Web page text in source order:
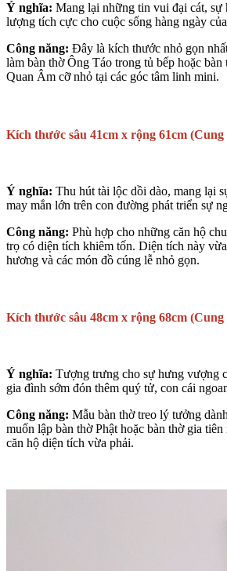
Ý nghĩa: Mang lại những tin vui đại cát, sự
lượng tích cực cho cuộc sống hàng ngày
Công năng: Đây là kích thước nhỏ gọn
làm bàn thờ Ông Táo trong tủ bếp hoặc
Quan Âm cỡ nhỏ tại các góc tâm linh mini.
Kích thước sâu 41cm x rộng 61cm
Ý nghĩa: Thu hút tài lộc dồi dào, mang lại
may mắn lớn trên con đường phát triển sự
Công năng: Phù hợp cho những căn hộ
trọ có diện tích khiêm tốn. Diện tích này
hương và các món đồ cúng lễ nhỏ gọn.
Kích thước sâu 48cm x rộng 68cm
Ý nghĩa: Tượng trưng cho sự hưng vượng
gia đình sớm đón thêm quý tử, con cái
Công năng: Mẫu bàn thờ treo lý tưởng
muốn lập bàn thờ Phật hoặc bàn thờ gia
căn hộ diện tích vừa phải.